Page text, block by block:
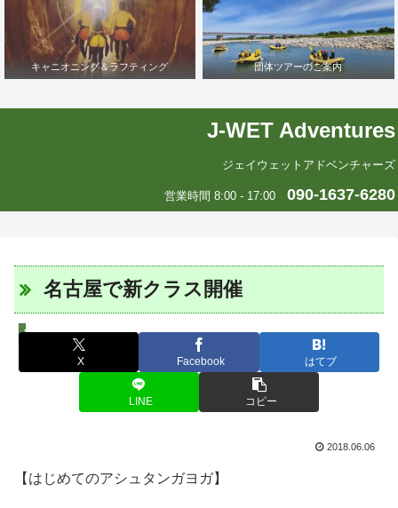
キャニオニング＆ラフティング 団体ツアーのご案内
J-WET Adventures
ジェイウェットアドベンチャーズ
営業時間 8:00 - 17:00 090-1637-6280
名古屋で新クラス開催
J-WETインド支部～ヨガのこころ～
X Facebook はてブ
LINE コピー
2018.06.06
【はじめてのアシュタンガヨガ】